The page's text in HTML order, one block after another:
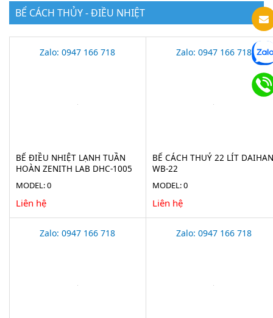
BỂ CÁCH THỦY - ĐIỀU NHIỆT
Zalo: 0947 166 718
BỂ ĐIỀU NHIỆT LẠNH TUẦN
HOÀN ZENITH LAB DHC-1005
MODEL: 0
Liên hệ
Zalo: 0947 166 718
BỂ CÁCH THUỶ 22 LÍT DAIHAN
WB-22
MODEL: 0
Liên hệ
Zalo: 0947 166 718 Zalo: 0947 166 718